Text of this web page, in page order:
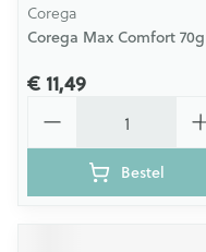
Corega
Corega Max Comfort 70g
€ 11,49
Bestel